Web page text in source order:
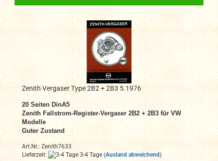
Zenith Vergaser Type 2B2 + 2B3 5.1976
20 Seiten DinA5
Zenith Fallstrom-Register-Vergaser 2B2 + 2B3 für VW
Modelle
Guter Zustand
Art.Nr.: Zenith7633
Lieferzeit:
3-4 Tage (Ausland abweichend)